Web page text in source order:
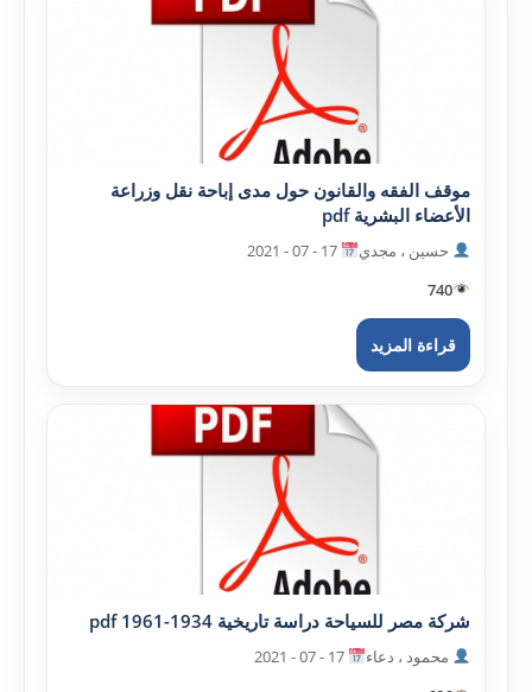
موقف الفقه والقانون حول مدى إباحة نقل وزراعة
الأعضاء البشرية pdf
حسين ، مجدي
740
قراءة المزيد
شرکة مصر للسياحة دراسة تاريخية 1934-1961 pdf
محمود ، دعاء